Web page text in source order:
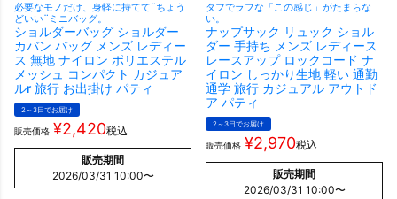
必要なモノだけ、身軽に持てて¨ちょう
どいい¨ミニバッグ。
ショルダーバッグ ショルダー
カバン バッグ メンズ レディー
ス 無地 ナイロン ポリエステル
メッシュ コンパクト カジュア
ルr 旅行 お出掛け パティ
2～3日でお届け
販売価格 ¥2,420税込
販売期間
2026/03/31 10:00〜
タフでラフな「この感じ」がたまらな
い。
ナップサック リュック ショル
ダー 手持ち メンズ レディース
レースアップ ロックコード ナ
イロン しっかり生地 軽い 通勤
通学 旅行 カジュアル アウトド
ア パティ
2～3日でお届け
販売価格 ¥2,970税込
販売期間
2026/03/31 10:00〜